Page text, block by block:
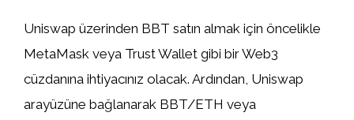
Uniswap üzerinden BBT satın almak için öncelikle
MetaMask veya Trust Wallet gibi bir Web3
cüzdanına ihtiyacınız olacak. Ardından, Uniswap
arayüzüne bağlanarak BBT/ETH veya